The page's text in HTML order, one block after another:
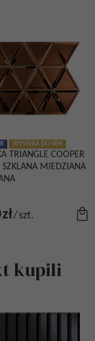
WYSYŁKA DO 48H
TRIANGLE COOPER
MIEDZIANA
zł/szt.
kupili